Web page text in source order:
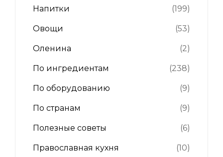
Напитки (199)
Овощи (53)
Оленина (2)
По ингредиентам (238)
По оборудованию (9)
По странам (9)
Полезные советы (6)
Православная кухня (10)